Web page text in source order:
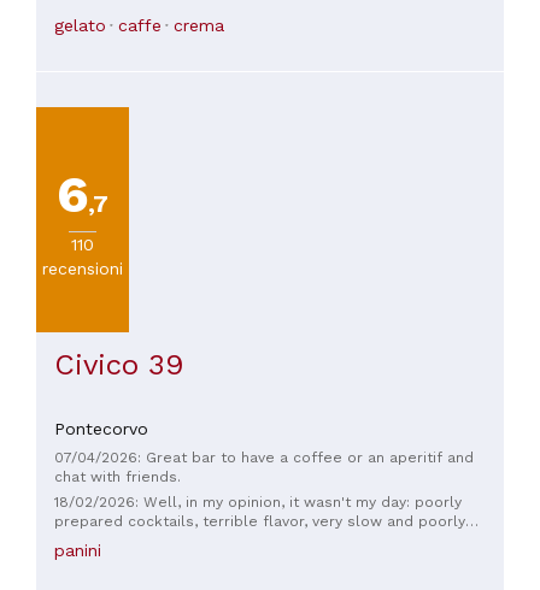
gelato caffe crema
6,7
110
recensioni
Civico 39
Pontecorvo
07/04/2026: Great bar to have a coffee or an aperitif and
chat with friends.
18/02/2026: Well, in my opinion, it wasn't my day: poorly
prepared cocktails, terrible flavor, very slow and poorly
panini